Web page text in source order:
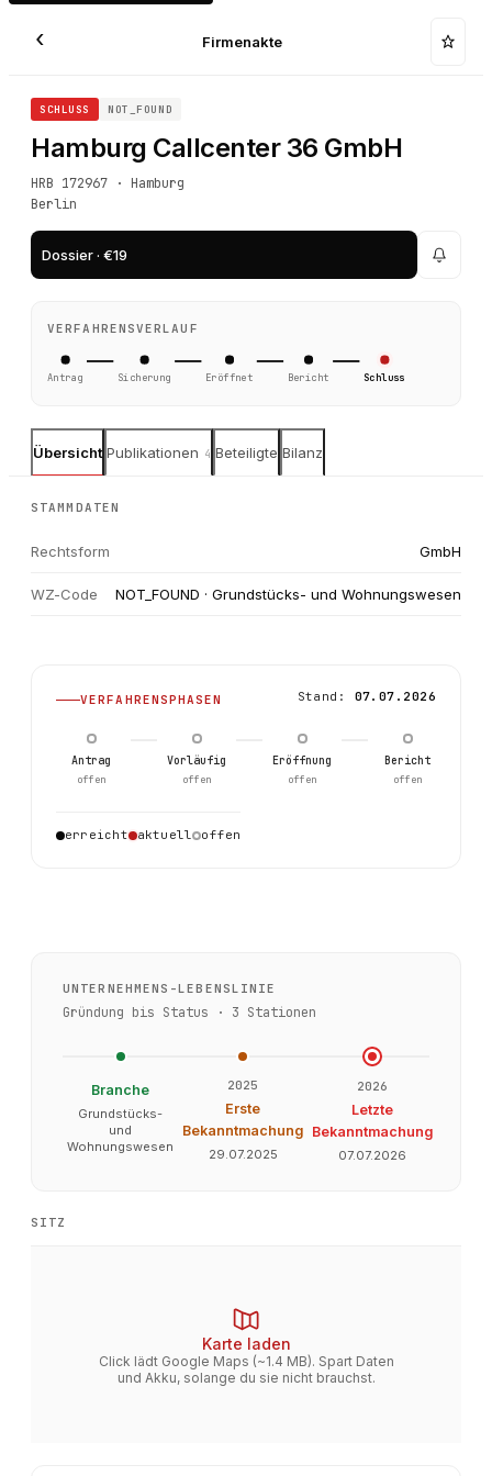
‹ Firmenakte
SCHLUSS NOT_FOUND
Hamburg Callcenter 36 GmbH
HRB 172967 · Hamburg
Berlin
Dossier · €19
VERFAHRENSVERLAUF
Antrag Sicherung Eröffnet Bericht Schluss
Übersicht Publikationen 4 Beteiligte Bilanz
STAMMDATEN
Rechtsform GmbH
WZ-Code NOT_FOUND · Grundstücks- und Wohnungswesen
VERFAHRENSPHASEN Stand: 07.07.2026
Antrag
offen
Vorläufig
offen
Eröffnung
offen
Bericht
offen
erreicht aktuell offen
UNTERNEHMENS-LEBENSLINIE
Gründung bis Status · 3 Stationen
Branche
Grundstücks-
und
Wohnungswesen
2025
Erste
Bekanntmachung
29.07.2025
2026
Letzte
Bekanntmachung
07.07.2026
SITZ
Karte laden
Click lädt Google Maps (~1.4 MB). Spart Daten
und Akku, solange du sie nicht brauchst.